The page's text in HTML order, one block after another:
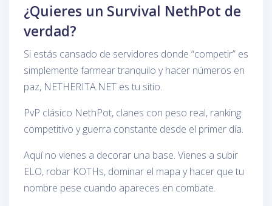
¿Quieres un Survival NethPot de
verdad?
Si estás cansado de servidores donde “competir” es
simplemente farmear tranquilo y hacer números en
paz, NETHERITA.NET es tu sitio.
PvP clásico NethPot, clanes con peso real, ranking
competitivo y guerra constante desde el primer día.
Aquí no vienes a decorar una base. Vienes a subir
ELO, robar KOTHs, dominar el mapa y hacer que tu
nombre pese cuando apareces en combate.